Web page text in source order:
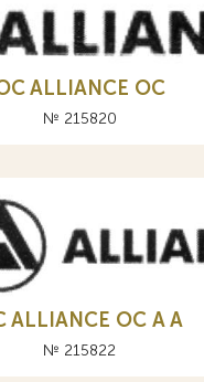
ALLIANCE ОС
№ 215820
ALLIANCE ОС A А
№ 215822